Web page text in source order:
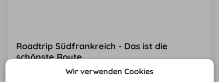
Roadtrip Südfrankreich - Das ist die
schönste Route
Blühende Lavendelfelder, tiefblaues Mittelmeer und
Wir verwenden Cookies